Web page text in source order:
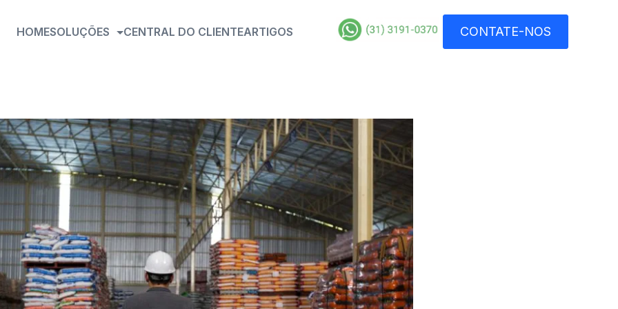
HOMESOLUÇÕES CENTRAL DO CLIENTEARTIGOS CONTATE-NOS